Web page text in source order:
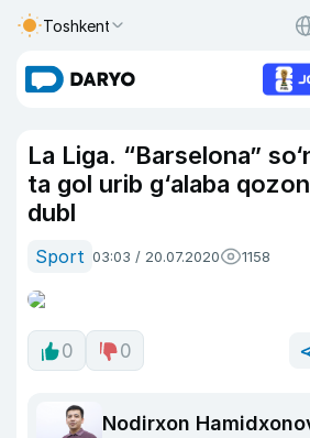
Toshkent
La Liga. “Barselona”
ta gol urib g‘alaba
dubl
Sport 03:03 / 20.07.2020 1158
0 0
Nodirxon